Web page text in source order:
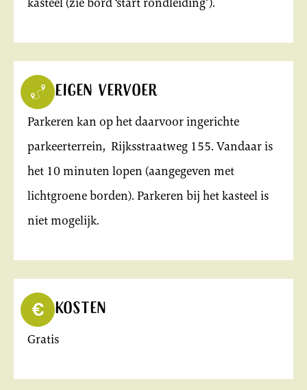
Eigen vervoer
Parkeren kan op het daarvoor ingerichte
parkeerterrein, Rijksstraatweg 155. Vandaar is
het 10 minuten lopen (aangegeven met
lichtgroene borden). Parkeren bij het kasteel is
niet mogelijk.
Kosten
Gratis